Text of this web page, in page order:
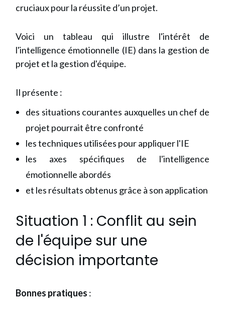
cruciaux pour la réussite d’un projet.
Voici un tableau qui illustre l'intérêt de
l'intelligence émotionnelle (IE) dans la gestion de
projet et la gestion d'équipe.
Il présente :
des situations courantes auxquelles un chef de
projet pourrait être confronté
les techniques utilisées pour appliquer l'IE
les axes spécifiques de l'intelligence
émotionnelle abordés
et les résultats obtenus grâce à son application
Situation 1 : Conflit au sein
de l'équipe sur une
décision importante
Bonnes pratiques :